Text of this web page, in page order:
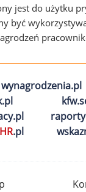
jest do użytku
być
wynagrodzenia.pl
.pl